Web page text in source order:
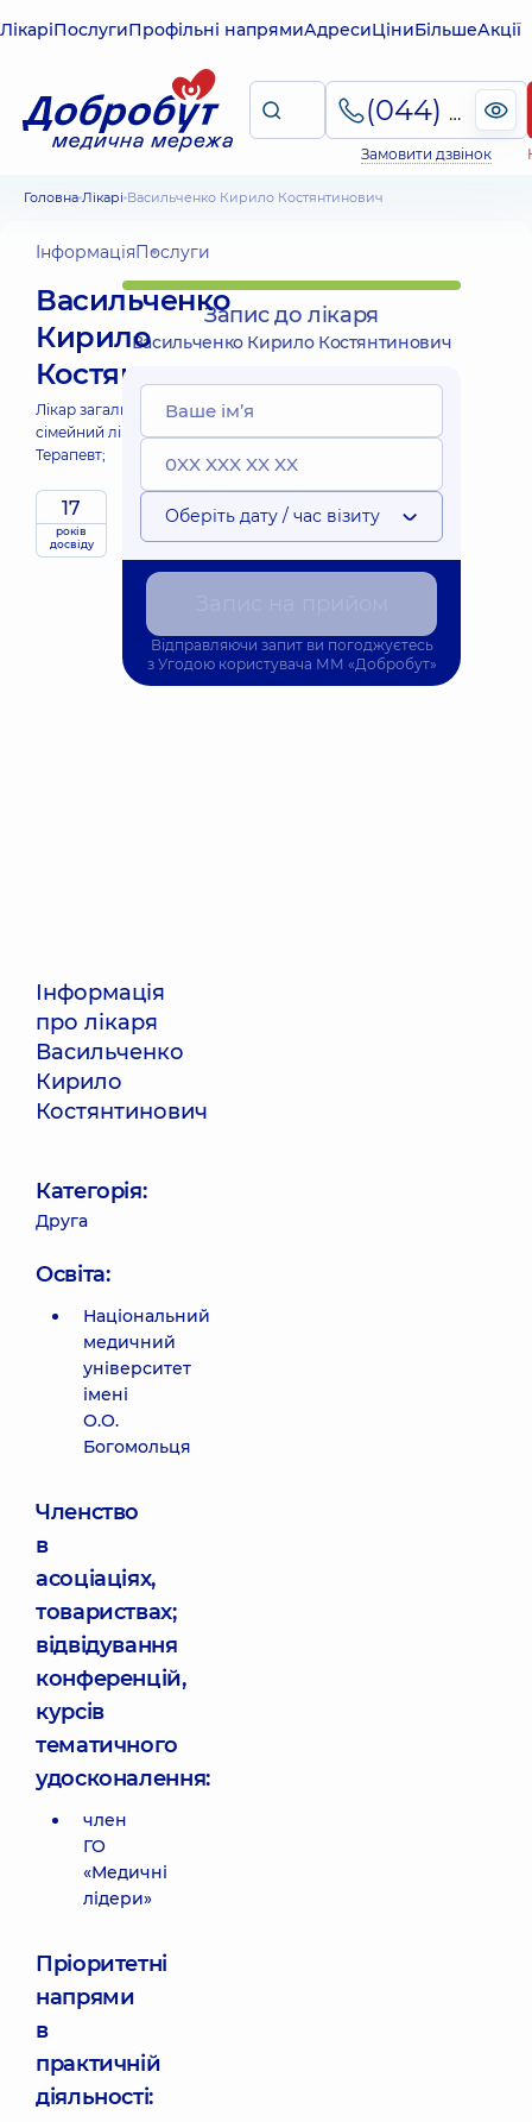
ЛікаріПослугиПрофільні напрямиАдресиЦіниБільшеАкції
(044) 495-2-888
Замовити дзвінок
Головна Лікарі Васильченко Кирило Костянтинович
ІнформаціяПослуги
Васильченко
Кирило
Костянтинович
Лікар загальної практики -
сімейний лікар;
Терапевт;
17
років
досвіду
Інформація
про лікаря
Васильченко
Кирило
Костянтинович
Категорія:
Друга
Освіта:
Національний
медичний
університет
імені
О.О.
Богомольця
Членство
в
асоціаціях,
товариствах;
відвідування
конференцій,
курсів
тематичного
удосконалення:
член
ГО
«Медичні
лідери»
Пріоритетні
напрями
в
практичній
діяльності:
Запис до лікаря
Васильченко Кирило Костянтинович
Оберіть дату / час візиту
Відправляючи запит ви погоджуєтесь
з Угодою користувача ММ «Добробут»